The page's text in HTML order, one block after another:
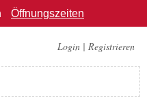
Öffnungszeiten
Login | Registrieren